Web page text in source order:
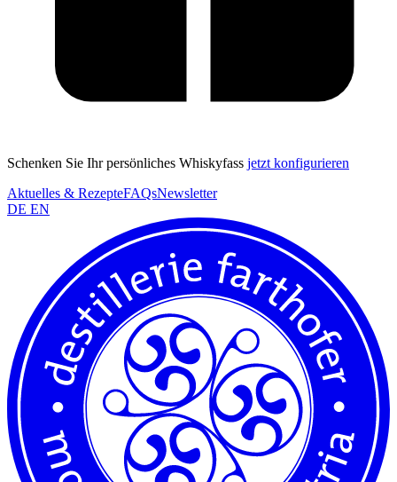
Schenken Sie Ihr persönliches Whiskyfass jetzt konfigurieren
Aktuelles & RezepteFAQsNewsletter
DE EN